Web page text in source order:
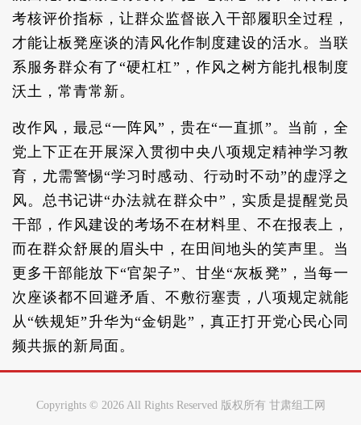
考核评价指标，让群众监督嵌入干部履职全过程，
才能让板凳座谈的清风化作制度建设的活水。当联
系服务群众有了“硬杠杠”，作风之树方能扎根制度
沃土，常青常新。
改作风，最忌“一阵风”，贵在“一直抓”。当前，全
党上下正在开展深入贯彻中央八项规定精神学习教
育，尤需警惕“学习时感动、行动时不动”的虚浮之
风。总书记讲“办法就在群众中”，实质是提醒党员
干部，作风建设的考场不在材料里、不在报表上，
而在群众舒展的眉头中，在田间地头的笑声里。当
更多干部能放下“官架子”、甘坐“灰板凳”，当每一
次座谈都不回避矛盾、不敷衍塞责，八项规定就能
从“铁规矩”升华为“金钥匙”，真正打开党心民心同
频共振的新局面。
Copyrights © 2026 All Rights Reserved 版权所有 甘肃组工网